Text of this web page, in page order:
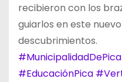
recibieron con los
guiarlos en este
descubrimientos.
#MunicipalidadDePica
#EducaciónPica